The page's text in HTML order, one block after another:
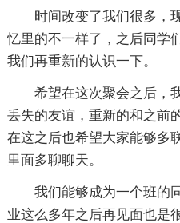
时间改变了我们很多，
忆里的不一样了，之后同学
我们再重新的认识一下。
希望在这次聚会之后，
丢失的友谊，重新的和之前
在这之后也希望大家能够多
里面多聊聊天。
我们能够成为一个班的
业这么多年之后再见面也是